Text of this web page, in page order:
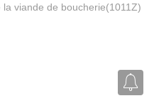
viande de boucherie(1011Z)